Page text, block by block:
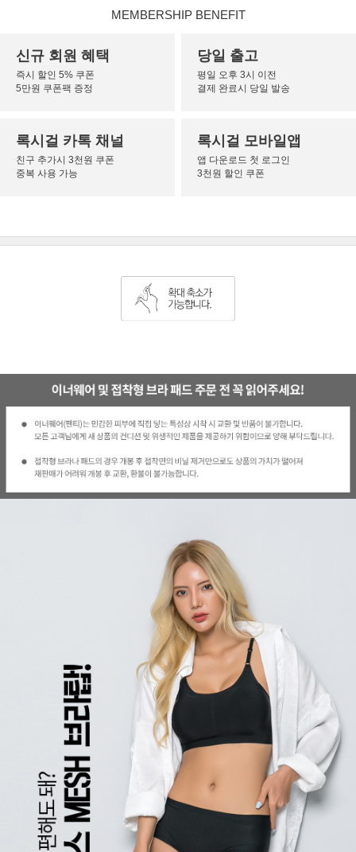
MEMBERSHIP BENEFIT
신규 회원 혜택
즉시 할인 5% 쿠폰
5만원 쿠폰팩 증정
당일 출고
평일 오후 3시 이전
결제 완료시 당일 발송
록시걸 카톡 채널
친구 추가시 3천원 쿠폰
중복 사용 가능
록시걸 모바일앱
앱 다운로드 첫 로그인
3천원 할인 쿠폰